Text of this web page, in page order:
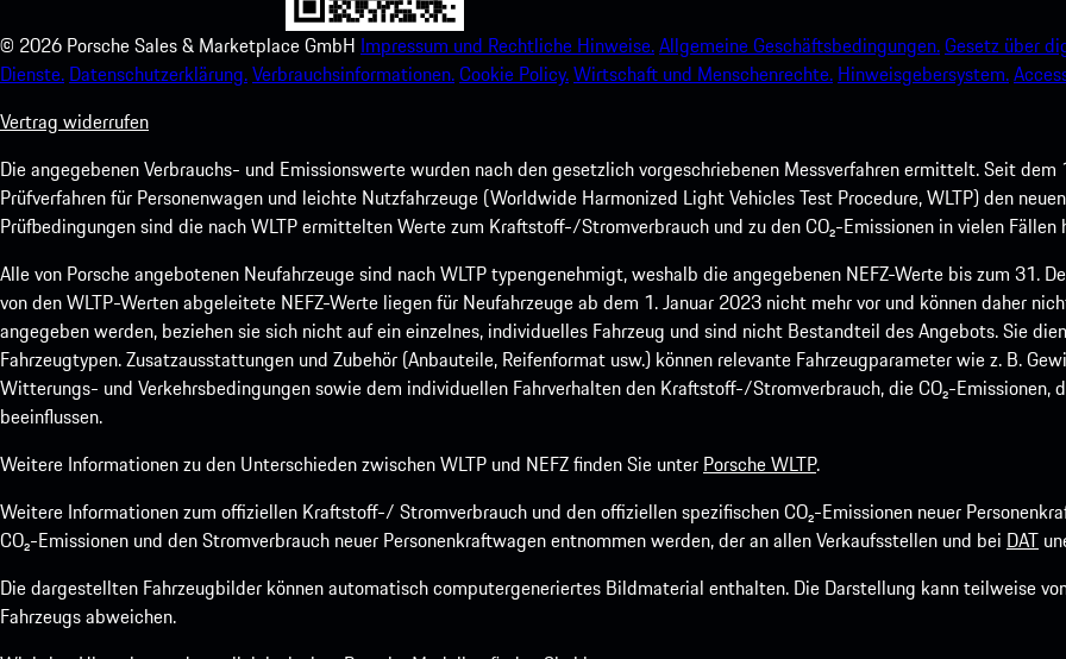
© 2026 Porsche Sales & Marketplace GmbH Impressum und Rechtliche Hinweise.Allgemeine Geschäftsbedingungen.Gesetz über
Dienste. Datenschutzerklärung.Verbrauchsinformationen.Cookie Policy.Wirtschaft und Menschenrechte. Hinweisgebersystem.
Vertrag widerrufen
Die angegebenen Verbrauchs- und Emissionswerte wurden nach den gesetzlich vorgeschriebenen Messverfahren ermittelt. Seit
Prüfverfahren für Personenwagen und leichte Nutzfahrzeuge (Worldwide Harmonized Light Vehicles Test Procedure, WLTP) den
Prüfbedingungen sind die nach WLTP ermittelten Werte zum Kraftstoff-/Stromverbrauch und zu den CO₂-Emissionen in vielen
Alle von Porsche angebotenen Neufahrzeuge sind nach WLTP typengenehmigt, weshalb die angegebenen NEFZ-Werte bis zum 31.
von den WLTP-Werten abgeleitete NEFZ-Werte liegen für Neufahrzeuge ab dem 1. Januar 2023 nicht mehr vor und können daher
angegeben werden, beziehen sie sich nicht auf ein einzelnes, individuelles Fahrzeug und sind nicht Bestandteil des Angebots. Sie
Fahrzeugtypen. Zusatzausstattungen und Zubehör (Anbauteile, Reifenformat usw.) können relevante Fahrzeugparameter wie z. B.
Witterungs- und Verkehrsbedingungen sowie dem individuellen Fahrverhalten den Kraftstoff-/Stromverbrauch, die CO₂-Emissionen,
beeinflussen.
Weitere Informationen zu den Unterschieden zwischen WLTP und NEFZ finden Sie unter Porsche WLTP.
Weitere Informationen zum offiziellen Kraftstoff-/ Stromverbrauch und den offiziellen spezifischen CO₂-Emissionen neuer
CO₂-Emissionen und den Stromverbrauch neuer Personenkraftwagen entnommen werden, der an allen Verkaufsstellen und bei DAT
Die dargestellten Fahrzeugbilder können automatisch computergeneriertes Bildmaterial enthalten. Die Darstellung kann teilweise
Fahrzeugs abweichen.